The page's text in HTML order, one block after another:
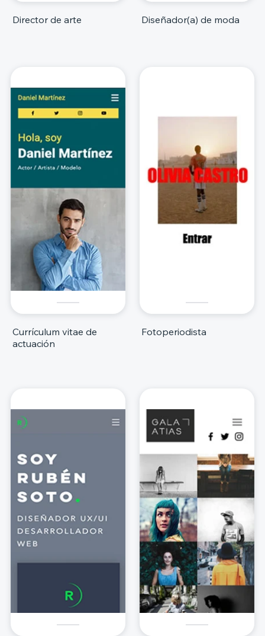
Director de arte Diseñador(a) de moda
Currículum vitae de
actuación
Fotoperiodista